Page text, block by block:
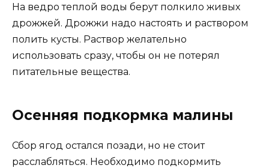
На ведро теплой воды берут полкило живых
дрожжей. Дрожжи надо настоять и раствором
полить кусты. Раствор желательно
использовать сразу, чтобы он не потерял
питательные вещества.
Осенняя подкормка малины
Сбор ягод остался позади, но не стоит
расслабляться. Необходимо подкормить